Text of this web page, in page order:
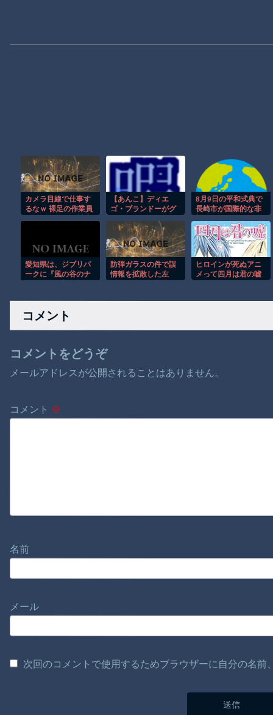
カメラ目線で仕事す
るなｗ 裸足の作業員
【あんこ】ディエ
ゴ・ブランドーがグ
わらせるようです
【FGO二部】 第167
話 無性にハンクさん
主人公の外伝が見た
くなってきたんです
が
8月9日の平和式典で
長崎市が国際的な非
模様、「どうして差
を付けたのかね」と
日本国内からも批判
が殺到中
愛知県は、ジブリパ
ークに『風の谷のナ
ス
防弾ガラスの件で誤
情報を拡散した左
なかった結果……
ヒロインが死ぬアニ
メって四月は君の嘘
コメント
コメントをどうぞ
メールアドレスが公開されることはありません。
コメント ※
名前
メール
次回のコメントで使用するためブラウザーに自分の名